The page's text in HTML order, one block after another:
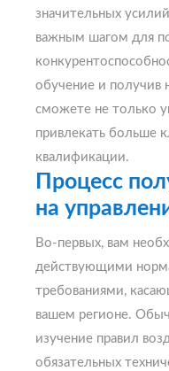
значительных
важным шагом для
обучение и
сможете не только
привлекать больше
квалификации.
Процесс
на
Во-первых, вам
действующими
требованиями,
вашем регионе.
изучение правил
обязательных